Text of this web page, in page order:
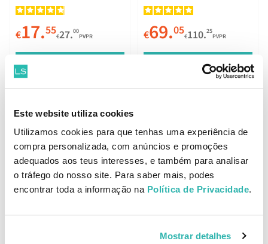
Este website utiliza cookies
Utilizamos cookies para que tenhas uma experiência de
compra personalizada, com anúncios e promoções
adequados aos teus interesses, e também para analisar
o tráfego do nosso site. Para saber mais, podes
encontrar toda a informação na Política de Privacidade.
Mostrar detalhes
Gentle Exfoliating Scrub
€17.55€27.00
PVPR €69.05€110.25
PVPR
ADICIONAR
Melhor Preço
L'Oréal Metal Detox Start
Kit
43.
Davines Solu Esfoliante de
Limpeza com Sal Marinho
250ml
32.
ADICIONAR